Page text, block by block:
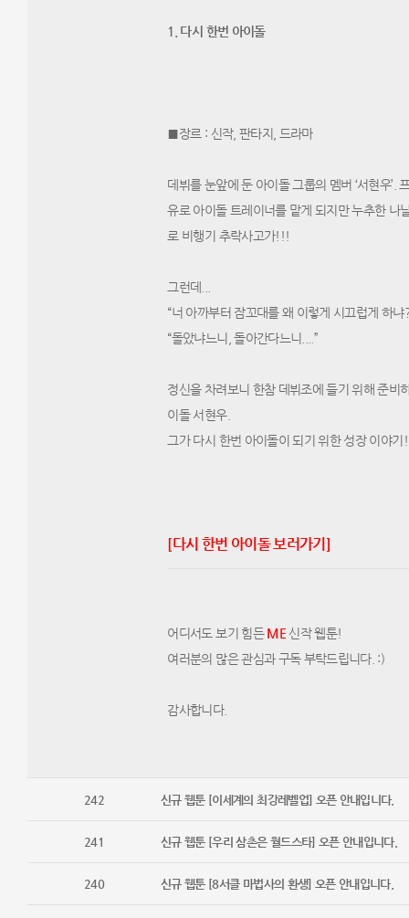
1. 다시 한번 아이돌​
■장르 : 신작​, 판타지, 드라마
데뷔를 눈앞에 둔 아이돌 그룹의 멤버 ‘서현우
유로 아이돌 트레이너를 맡게 되지만 누추한 나
로 비행기 추락사고가!!!
그런데...
“너 아까부터 잠꼬대를 왜 이렇게 시끄럽게 하냐
“돌았냐느니, 돌아간다느니....”
정신을 차려보니 한참 데뷔조에 들기 위해 준비
이돌 서현우.
그가 다시 한번 아이돌이 되기 위한 성장 이야기!​
​​​​​​​​​​​​​​​​​​​​​​​[다시 한번 아이돌 보러가기]
어디서도 보기 힘든ME​ 신작 웹툰!
여러분의 많은 관심과 구독 부탁드립니다. :)​​
감사합니다.​
242 신규 웹툰 [이세계의 최강레벨업] 오픈 안내입니다.
241 신규 웹툰 [우리 삼촌은 월드스타] 오픈 안내입니다.
240 신규 웹툰 [8서클 마법사의 환생] 오픈 안내입니다.